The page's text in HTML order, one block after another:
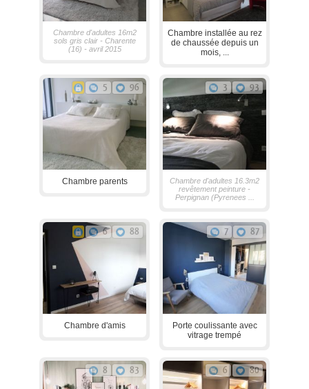
Chambre d'adultes 16m2
sols gris clair - Charente
(16) - avril 2015
Chambre installée au rez
de chaussée depuis un
mois, ...
5 96
Chambre parents
3 93
Chambre d'adultes 16.3m2
revêtement peinture -
Perpignan (Pyrenees ...
6 88
Chambre d'amis
7 87
Porte coulissante avec
vitrage trempé
8 83 6 80